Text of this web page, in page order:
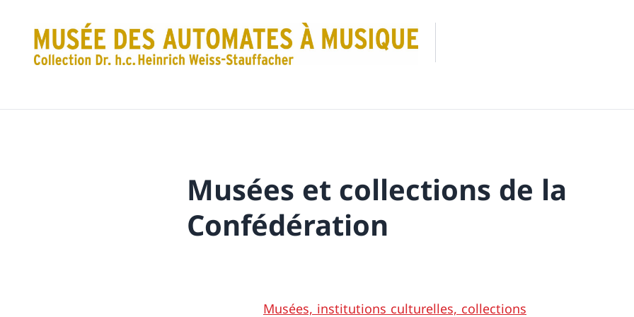
Musées et collections de la
Confédération
Musées, institutions culturelles, collections